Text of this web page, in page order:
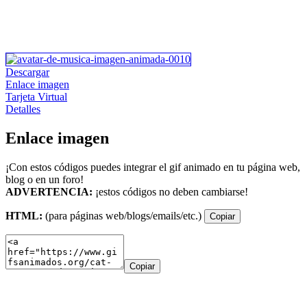
Descargar
Enlace imagen
Tarjeta Virtual
Detalles
Enlace imagen
¡Con estos códigos puedes integrar el gif animado en tu página web,
blog o en un foro!
ADVERTENCIA: ¡estos códigos no deben cambiarse!
HTML: (para páginas web/blogs/emails/etc.) Copiar
Copiar